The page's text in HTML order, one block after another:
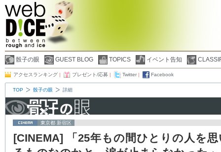
骰子の眼 GUEST BLOG TOPICS イベント告知
アクセスランキング | プレゼント/応募 | Twitter | Facebook
TOP 骰子の眼 詳細
東京都 新宿区
[CINEMA] 「25年もの間ひとりの人を